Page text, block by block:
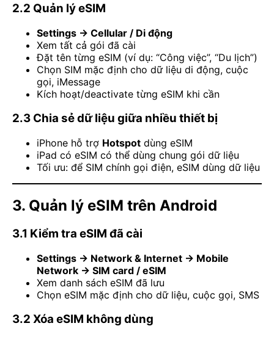
2.2 Quản lý eSIM
Settings → Cellular / Di động
Xem tất cả gói đã cài
Đặt tên từng eSIM (ví dụ: “Công việc”, “Du lịch”)
Chọn SIM mặc định cho dữ liệu di động, cuộc
gọi, iMessage
Kích hoạt/deactivate từng eSIM khi cần
2.3 Chia sẻ dữ liệu giữa nhiều thiết bị
iPhone hỗ trợ Hotspot dùng eSIM
iPad có eSIM có thể dùng chung gói dữ liệu
Tối ưu: để SIM chính gọi điện, eSIM dùng dữ liệu
3. Quản lý eSIM trên Android
3.1 Kiểm tra eSIM đã cài
Settings → Network & Internet → Mobile
Network → SIM card / eSIM
Xem danh sách eSIM đã lưu
Chọn eSIM mặc định cho dữ liệu, cuộc gọi, SMS
3.2 Xóa eSIM không dùng